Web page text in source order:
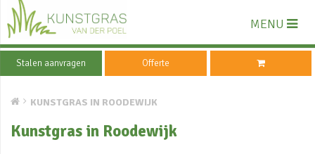
MENU
Stalen aanvragen Offerte
KUNSTGRAS IN ROODEWIJK
Kunstgras in Roodewijk